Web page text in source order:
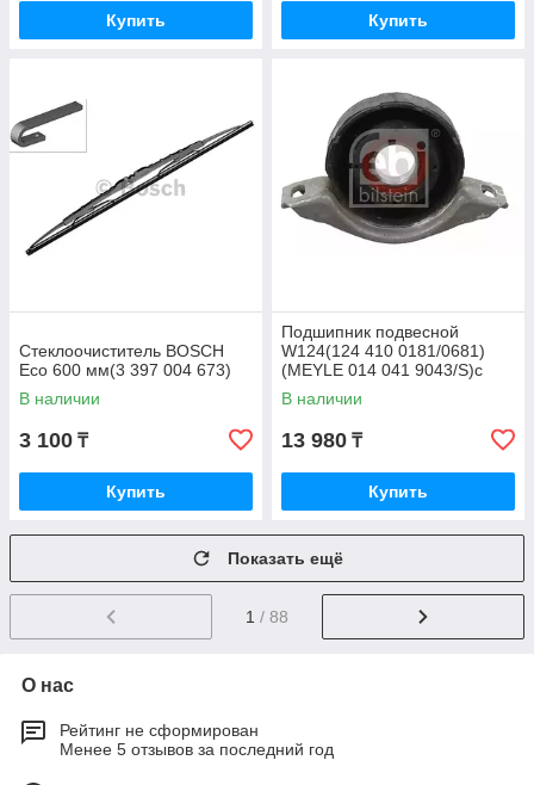
Купить Купить
Стеклоочиститель BOSCH
Eco 600 мм(3 397 004 673)
В наличии
3 100 ₸
Купить
Подшипник подвесной
W124(124 410 0181/0681)
(MEYLE 014 041 9043/S)с
подшипником
В наличии
13 980 ₸
Купить
Показать ещё
1 / 88
О нас
Рейтинг не сформирован
Менее 5 отзывов за последний год